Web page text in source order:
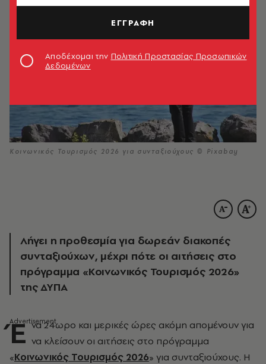
Κοινωνικός Τουρισμός 2026 για συνταξιούχους © Pixabay
Λήγει η προθεσμία για δωρεάν διακοπές
συνταξιούχων, μέχρι πότε οι αιτήσεις στο
πρόγραμμα «Κοινωνικός Τουρισμός 2026»
της ΔΥΠΑ
Έ να 24ωρο και μερικές ώρες ακόμη απομένουν για
να κλείσουν οι αιτήσεις στο πρόγραμμα
«Κοινωνικός Τουρισμός 2026» για συνταξιούχους. Η
ΕΓΓΡΑΦΗ
Αποδέχομαι την Πολιτική Προστασίας Προσωπικών
Δεδομένων